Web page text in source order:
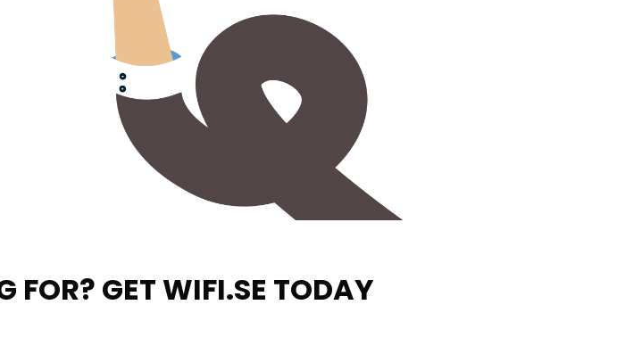
GET WIFI.SE TODAY